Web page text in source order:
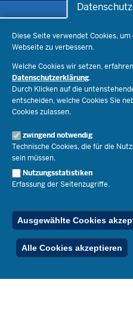
Diese Seite verwendet Cookies,
Webseite zu verbessern.
Welche Cookies wir setzen,
Datenschutzerklärung.
Durch Klicken auf die
entscheiden, welche Cookies Sie
Cookies zulassen.
zwingend notwendig
Technische Cookies, die für die
sein müssen.
Nutzungsstatistiken
Erfassung der Seitenzugriffe.
Ausgewählte Cookies
Alle Cookies akzeptieren
Bildungsthemen
Lehrkräfte
Recht
Schulleben
Ministerium
Ministerin Dorothee Feller
Staatssekretär Dr. Urban Mauer
Open Government
Bibliothek
Veranstaltungen
Geschäftsbereich
Presse
Pressefotos
Social Media
Pressekontakt
Service
Schule(n) suchen
Kontakt
Der Weg zu uns
Publikationen
RSS-Feed
Ferienordnung
© 2026 Bildungsportal NRW
Below
Footer
Menu
Inhalt Impressum